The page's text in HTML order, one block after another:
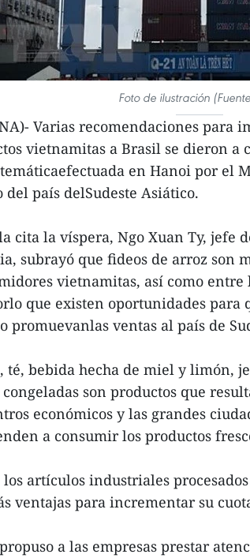
Foto de ilustración
Varias recomendaciones para
vietnamitas a Brasil se dieron a
en Hanoi por el
del país delSudeste Asiático.
cita la víspera, Ngo Xuan Ty, jefe
subrayó que fideos de arroz son
vietnamitas, así como entre
que existen oportunidades para
promuevanlas ventas al país de
té, bebida hecha de miel y limón,
son productos que
económicos y las grandes
a consumir los productos
artículos industriales
ventajas para incrementar su
a las empresas prestar